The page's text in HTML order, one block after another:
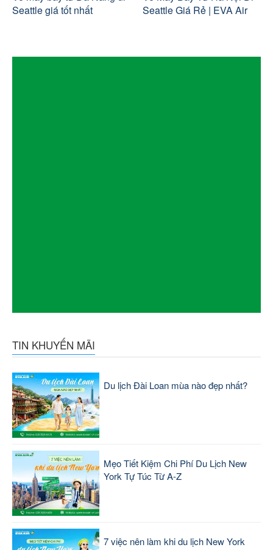
Seattle giá tốt nhất
Seattle Giá Rẻ | EVA Air
TIN KHUYẾN MÃI
Du lịch Đài Loan mùa nào đẹp nhất?
Mẹo Tiết Kiệm Chi Phí Du Lịch New
York Tự Túc Từ A-Z
7 việc nên làm khi du lịch New York